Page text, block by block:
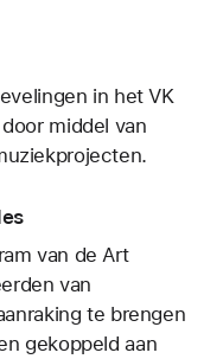
in het VK
middel van
van de Art
van
te brengen
gekoppeld aan